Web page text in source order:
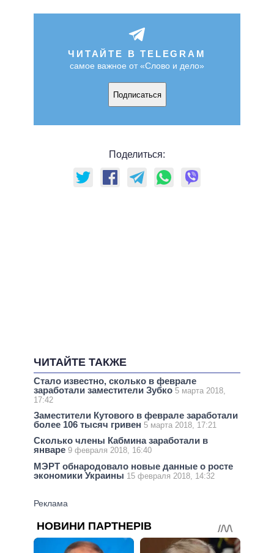
ЧИТАЙТЕ В TELEGRAM
самое важное от «Слово и дело»
Подписаться
Поделиться:
ЧИТАЙТЕ ТАКЖЕ
Стало известно, сколько в феврале
заработали заместители Зубко 5 марта 2018,
17:42
Заместители Кутового в феврале заработали
более 106 тысяч гривен 5 марта 2018, 17:21
Сколько члены Кабмина заработали в
январе 9 февраля 2018, 16:40
МЭРТ обнародовало новые данные о росте
экономики Украины 15 февраля 2018, 14:32